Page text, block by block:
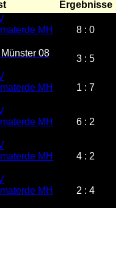
Ergebnisse
MH
8 : 0
08
3 : 5
MH
1 : 7
MH
6 : 2
MH
4 : 2
MH
2 : 4